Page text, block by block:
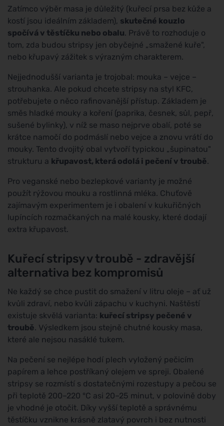
Zatímco výběr masa je důležitý (kuřecí prsa bez kůže a
kostí jsou ideálním základem), skutečné kouzlo
spočívá v těstíčku nebo obalu. Právě to rozhoduje o
tom, zda budou stripsy jen obyčejné „smažené kuře",
nebo křupavý zážitek s výrazným charakterem.
Nejjednodušší varianta je trojobal: mouka – vejce –
strouhanka. Ale pokud chcete stripsy na styl KFC,
potřebujete o něco rafinovanější přístup. Základem je
směs hladké mouky a koření (paprika, česnek, sůl, pepř,
sušené bylinky), v níž se maso nejprve obalí, poté se
krátce namočí do podmáslí nebo vejce a znovu vrátí do
mouky. Tento dvojitý obal vytvoří typickou „šupinatou"
strukturu a křupavost, která odolá i pečení v troubě.
Pro veganské nebo bezlepkové varianty je možné
použít rýžovou mouku a rostlinná mléka. Chuťově
zajímavým experimentem je i obalení v kukuřičných
lupíncích rozmačkaných na malé kousky, které dodají
extra křupavost.
Kuřecí stripsy v troubě - zdravější
alternativa bez kompromisů
Ne každý se chce pustit do smažení v litru oleje – ať už
kvůli zdraví, nebo kvůli zápachu v kuchyni. Naštěstí
existuje skvělá varianta: kuřecí stripsy pečené v
troubě. Výsledkem jsou stejně chutné kousky masa,
které ale nejsou nasáklé tukem.
Na pečení se nejlépe hodí plech vyložený pečicím
papírem a lehce postříkaný olejem ve spreji. Obalené
stripsy se rozmístí s dostatečnými rozestupy a pečou se
při teplotě 200–220 °C asi 20–25 minut, v polovině doby
je vhodné je otočit. Díky vyšší teplotě a správnému
těstíčku vznikne krásně zlatavý povrch i bez nutnosti